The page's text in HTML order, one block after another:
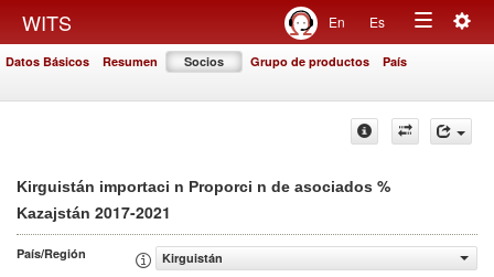
WITS En Es
Toggle
Datos Básicos Resumen Socios Grupo de productos País
Kirguistán importaci n Proporci n de asociados %
Kazajstán 2017-2021
País/Región
Kirguistán